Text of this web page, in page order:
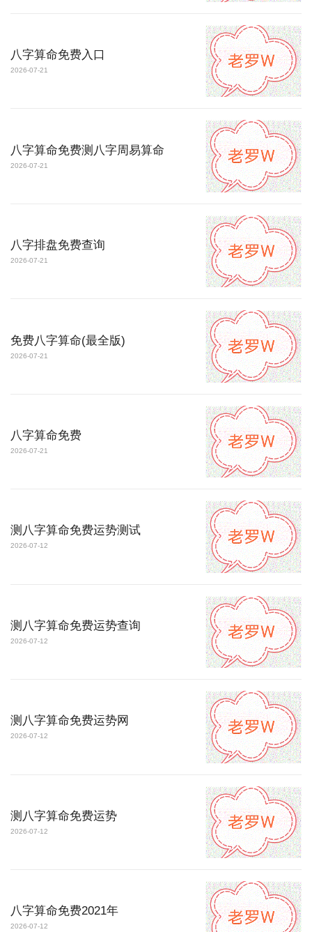
八字算命免费入口
2026-07-21
八字算命免费测八字周易算命
2026-07-21
八字排盘免费查询
2026-07-21
免费八字算命(最全版)
2026-07-21
八字算命免费
2026-07-21
测八字算命免费运势测试
2026-07-12
测八字算命免费运势查询
2026-07-12
测八字算命免费运势网
2026-07-12
测八字算命免费运势
2026-07-12
八字算命免费2021年
2026-07-12